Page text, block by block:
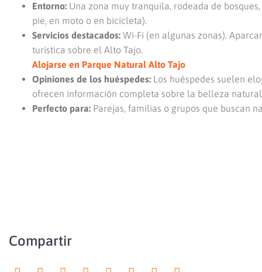
Entorno: Una zona muy tranquila, rodeada de
pie, en moto o en bicicleta).
Servicios destacados: Wi-Fi (en algunas zonas).
turística sobre el Alto Tajo.
Alojarse en Parque Natural Alto Tajo
Opiniones de los huéspedes: Los huéspedes suelen
ofrecen información completa sobre la belleza
Perfecto para: Parejas, familias o grupos que buscan
Compartir